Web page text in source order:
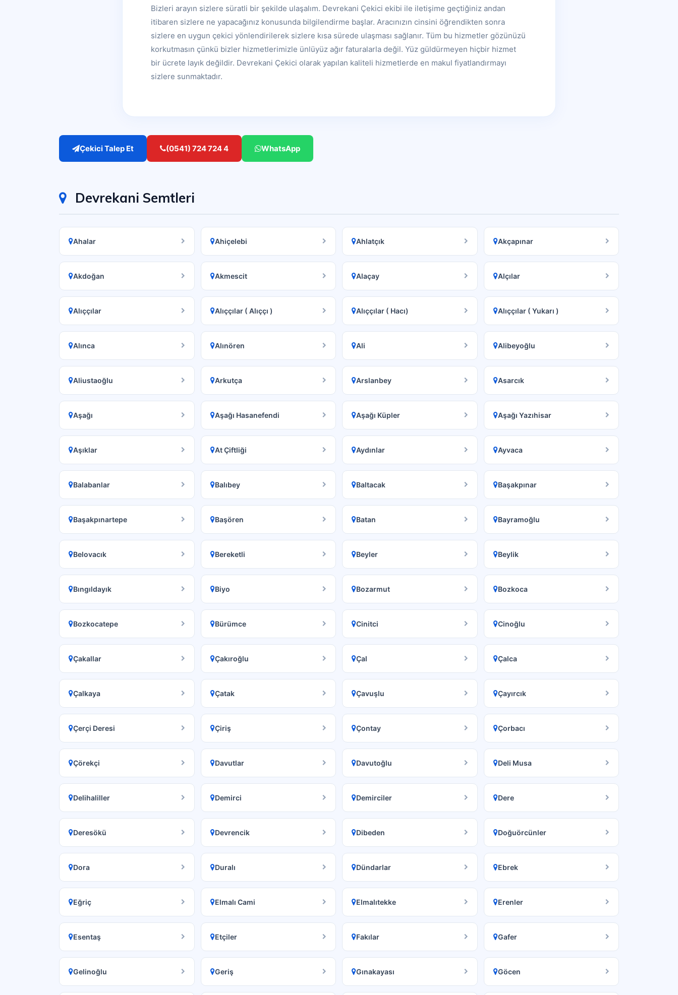
Bizleri arayın sizlere süratli bir şekilde ulaşalım. Devrekani Çekici ekibi ile iletişime geçtiğiniz andan
itibaren sizlere ne yapacağınız konusunda bilgilendirme başlar. Aracınızın cinsini öğrendikten sonra
sizlere en uygun çekici yönlendirilerek sizlere kısa sürede ulaşması sağlanır. Tüm bu hizmetler gözünüzü
korkutmasın çünkü bizler hizmetlerimizle ünlüyüz ağır faturalarla değil. Yüz güldürmeyen hiçbir hizmet
bir ücrete layık değildir. Devrekani Çekici olarak yapılan kaliteli hizmetlerde en makul fiyatlandırmayı
sizlere sunmaktadır.
Çekici Talep Et (0541) 724 724 4 WhatsApp
Devrekani Semtleri
Ahalar Ahiçelebi Ahlatçık Akçapınar
Akdoğan Akmescit Alaçay Alçılar
Alıççılar Alıççılar ( Alıççı ) Alıççılar ( Hacı) Alıççılar ( Yukarı )
Alınca Alınören Ali Alibeyoğlu
Aliustaoğlu Arkutça Arslanbey Asarcık
Aşağı Aşağı Hasanefendi Aşağı Küpler Aşağı Yazıhisar
Aşıklar At Çiftliği Aydınlar Ayvaca
Balabanlar Balıbey Baltacak Başakpınar
Başakpınartepe Başören Batan Bayramoğlu
Belovacık Bereketli Beyler Beylik
Bıngıldayık Biyo Bozarmut Bozkoca
Bozkocatepe Bürümce Cinitci Cinoğlu
Çakallar Çakıroğlu Çal Çalca
Çalkaya Çatak Çavuşlu Çayırcık
Çerçi Deresi Çiriş Çontay Çorbacı
Çörekçi Davutlar Davutoğlu Deli Musa
Delihaliller Demirci Demirciler Dere
Deresökü Devrencik Dibeden Doğuörcünler
Dora Duralı Dündarlar Ebrek
Eğriç Elmalı Cami Elmalıtekke Erenler
Esentaş Etçiler Fakılar Gafer
Gelinoğlu Geriş Gınakayası Göcen